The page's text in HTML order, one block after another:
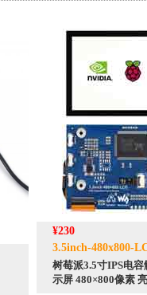
¥230
3.5inch-480x800-
树莓派3.5寸IPS电
示屏 480×800像素